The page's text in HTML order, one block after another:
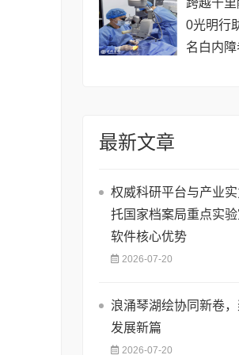
跨越千
0光明行
名白内
最新文章
权威科研平台与产业
托国家档案局重点实
软件核心优势
2026-07-20
浪涌琴湖绘协同新卷
发展新篇
2026-07-20